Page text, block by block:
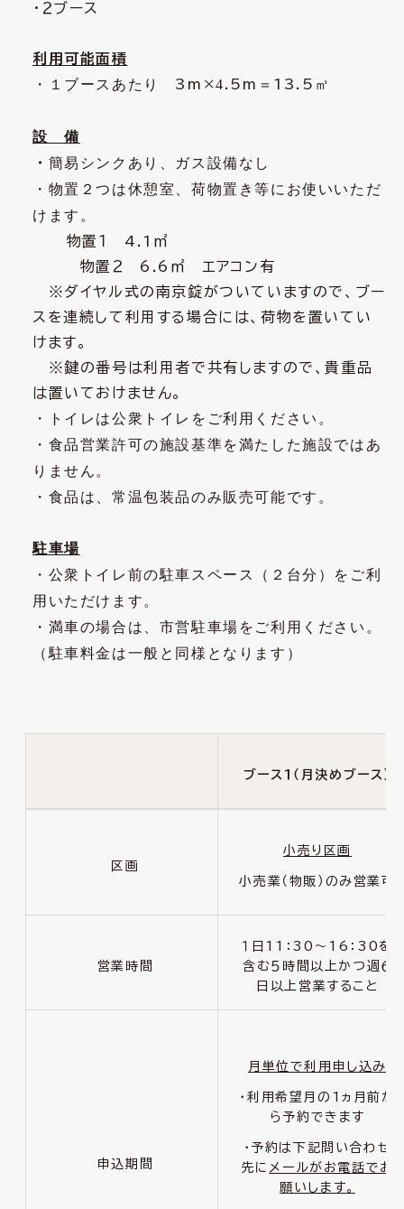
・２ブース
利用可能面積
・１ブースあたり 3m×4.5m ＝ 13.5 ㎡
設 備
・ 簡易シンクあり、ガス設備なし
・物置２つは休憩室、荷物置き等にお使いいただ
けます。
物置１ 4.1 ㎡
物置２ 6.6 ㎡ エアコン有
※ダイヤル式の南京錠がついていますので、ブー
スを連続して利用する場合には、 荷物を置いてい
けます。
※鍵の番号は利用者で共有しますので、貴重品
は置いておけません。
・トイレは公衆トイレをご利用ください。
・食品営業許可の施設基準を満たした施設ではあ
りません。
・食品は、常温包装品のみ販売可能です。
駐車場
・公衆トイレ前の駐車スペース（２台分）をご利
用いただけます。
・満車の場合は、市営駐車場をご利用ください。
（駐車料金は一般と同様となります）
ブース１（月決めブース）
区画
小売り区画
小売業（物販）のみ営業可
営業時間
１日 11 ： 30 ～ 16 ： 30 を
含む５時間以上かつ週６
日以上営業すること
申込期間
月単位で利用申し込み
・利用希望月の 1 ヵ月前か
ら予約できます
・予約は下記問い合わせ
先に メールがお電話でお
願いします。